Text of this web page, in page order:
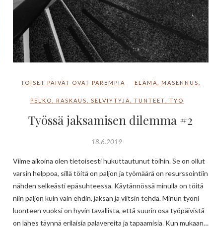
TOISET PÄIVÄT OVAT PAREMPIA ELÄMÄ MASENNUS
PELKO RASKAUS SELVIYTYJÄ TUNTEET TYÖ
Työssä jaksamisen dilemma #2
18.6.2019
Viime aikoina olen tietoisesti hukuttautunut töihin. Se on ollut
varsin helppoa, sillä töitä on paljon ja työmäärä on resurssointiin
nähden selkeästi epäsuhteessa. Käytännössä minulla on töitä
niin paljon kuin vain ehdin, jaksan ja viitsin tehdä. Minun työni
luonteen vuoksi on hyvin tavallista, että suurin osa työpäivistä
on lähes täynnä erilaisia palavereita ja tapaamisia. Kun mukaan…